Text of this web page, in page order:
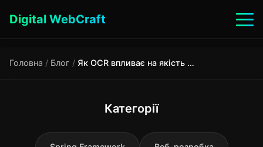
Digital WebCraft
Головна / Блог / Як OCR впливає на якість RAG-систем: технічний розбір
Категорії